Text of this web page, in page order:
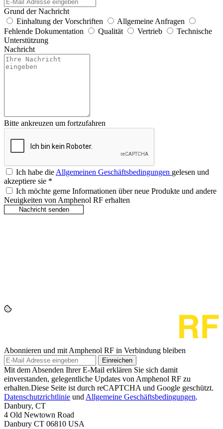
Grund der Nachricht
Einhaltung der Vorschriften
Allgemeine Anfragen
Fehlende Dokumentation
Qualität Vertrieb
Technische
Unterstützung
Nachricht
Bitte ankreuzen um fortzufahren
Ich habe dieAllgemeinen Geschäftsbedingungen gelesen und
akzeptiere sie *
Ich möchte gerne Informationen über neue Produkte und andere
Neuigkeiten von Amphenol RF erhalten
Abonnieren und mit Amphenol RF in Verbindung bleiben
Einreichen
Mit dem Absenden Ihrer E-Mail erklären Sie sich damit
einverstanden, gelegentliche Updates von Amphenol RF zu
erhalten.Diese Seite ist durch reCAPTCHA und Google geschützt.
Datenschutzrichtlinie und Allgemeine Geschäftsbedingungen.
Danbury, CT
4 Old Newtown Road
Danbury CT 06810 USA